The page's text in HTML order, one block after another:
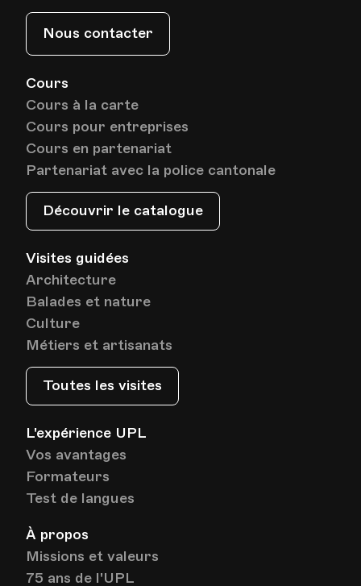
Cours
Cours à la carte
Cours pour entreprises
Cours en partenariat
Partenariat avec la police cantonale
Découvrir le catalogue
Visites guidées
Architecture
Balades et nature
Culture
Métiers et artisanats
Toutes les visites
L'expérience UPL
Vos avantages
Formateurs
Test de langues
À propos
Missions et valeurs
75 ans de l'UPL
Nous contacter